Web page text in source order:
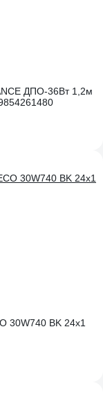
ДПО-36Вт 1,2м
30W740 BK 24x1